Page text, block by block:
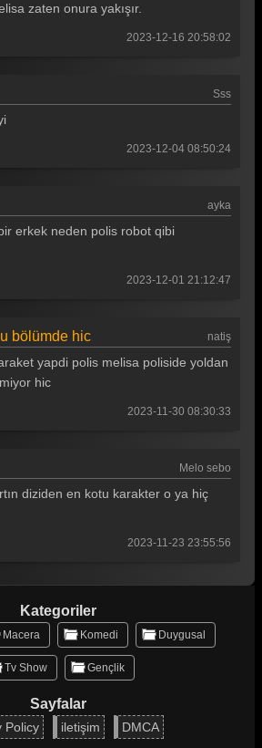
zaten onura yakışır.
2023-12-16 20:58:02
Sss
2023-12-04 08:50:24
ayka
erkek neden polis robot qibi
2023-12-01 21:12:47
bölümde hic natiş
yapdi polis melisa poliside yoldan
hic
2023-11-30 08:30:33
Melo sebo
diziden en kotu karakter o ya hiç
2023-11-23 23:55:56
Kategoriler
Macera Komedi Duygusal
Tv Show Gençlik
Sayfalar
Policy iletişim DMCA